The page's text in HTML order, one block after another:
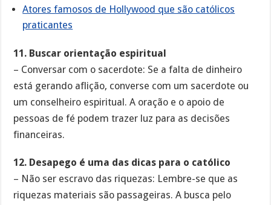
Atores famosos de Hollywood que são católicos
praticantes
11. Buscar orientação espiritual
– Conversar com o sacerdote: Se a falta de dinheiro
está gerando aflição, converse com um sacerdote ou
um conselheiro espiritual. A oração e o apoio de
pessoas de fé podem trazer luz para as decisões
financeiras.
12. Desapego é uma das dicas para o católico
– Não ser escravo das riquezas: Lembre-se que as
riquezas materiais são passageiras. A busca pelo